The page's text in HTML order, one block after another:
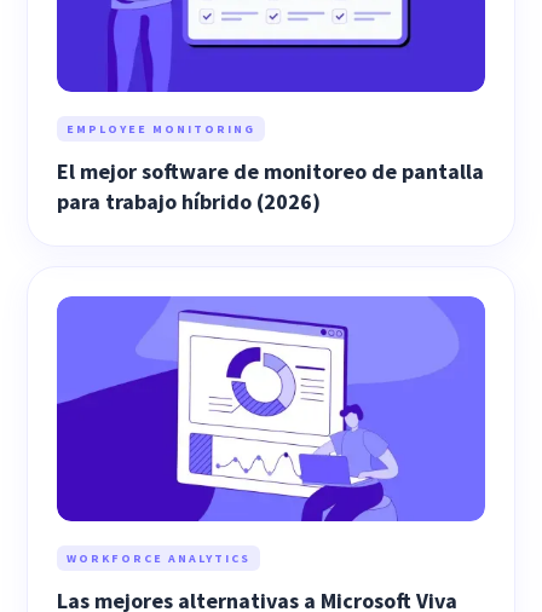
EMPLOYEE MONITORING
El mejor software de monitoreo de pantalla
para trabajo híbrido (2026)
WORKFORCE ANALYTICS
Las mejores alternativas a Microsoft Viva